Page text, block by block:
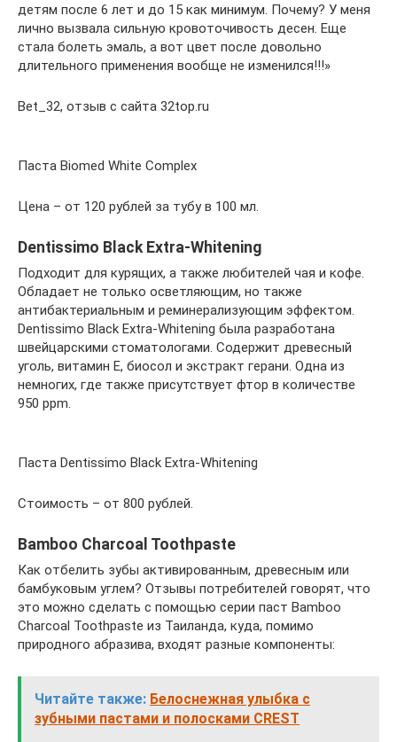
детям после 6 лет и до 15 как минимум. Почему? У меня
лично вызвала сильную кровоточивость десен. Еще
стала болеть эмаль, а вот цвет после довольно
длительного применения вообще не изменился!!!»
Bet_32, отзыв с сайта 32top.ru
Паста Biomed White Complex
Цена – от 120 рублей за тубу в 100 мл.
Dentissimo Black Extra-Whitening
Подходит для курящих, а также любителей чая и кофе.
Обладает не только осветляющим, но также
антибактериальным и реминерализующим эффектом.
Dentissimo Black Extra-Whitening была разработана
швейцарскими стоматологами. Содержит древесный
уголь, витамин Е, биосол и экстракт герани. Одна из
немногих, где также присутствует фтор в количестве
950 ppm.
Паста Dentissimo Black Extra-Whitening
Стоимость – от 800 рублей.
Bamboo Charcoal Toothpaste
Как отбелить зубы активированным, древесным или
бамбуковым углем? Отзывы потребителей говорят, что
это можно сделать с помощью серии паст Bamboo
Charcoal Toothpaste из Таиланда, куда, помимо
природного абразива, входят разные компоненты:
Читайте также: Белоснежная улыбка с
зубными пастами и полосками CREST